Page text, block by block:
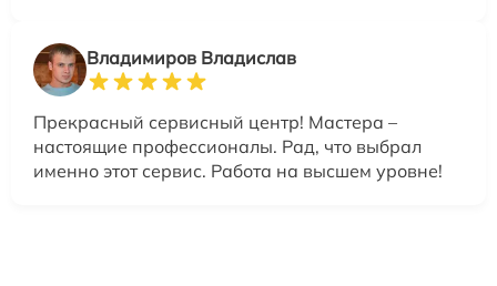
Владимиров Владислав
Прекрасный сервисный центр! Мастера –
настоящие профессионалы. Рад, что выбрал
именно этот сервис. Работа на высшем уровне!